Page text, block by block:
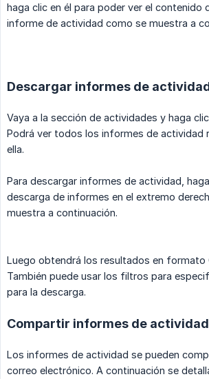
haga clic en él para poder ver el contenido
informe de actividad como se muestra a
Descargar informes de
Vaya a la sección de actividades y haga
Podrá ver todos los informes de actividad
ella.
Para descargar informes de actividad,
descarga de informes en el extremo
muestra a continuación.
Luego obtendrá los resultados en formato
También puede usar los filtros para
para la descarga.
Compartir informes de actividad
Los informes de actividad se pueden
correo electrónico. A continuación se